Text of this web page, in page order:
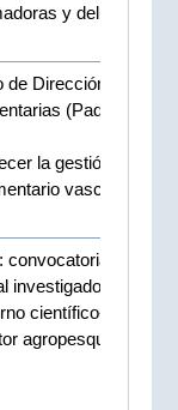
y del medio
Dirección de
(Padea)
la gestión
vasco y
convocatoria de
investigador y a
científico-
agropesquero y